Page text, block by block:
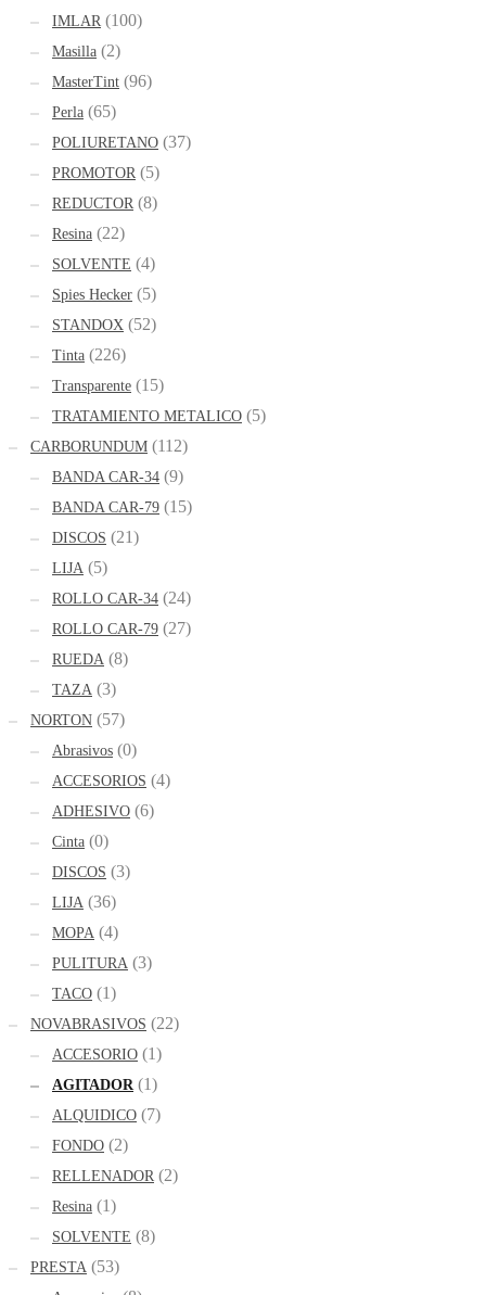
IMLAR (100)
Masilla (2)
MasterTint (96)
Perla (65)
POLIURETANO (37)
PROMOTOR (5)
REDUCTOR (8)
Resina (22)
SOLVENTE (4)
Spies Hecker (5)
STANDOX (52)
Tinta (226)
Transparente (15)
TRATAMIENTO METALICO (5)
CARBORUNDUM (112)
BANDA CAR-34 (9)
BANDA CAR-79 (15)
DISCOS (21)
LIJA (5)
ROLLO CAR-34 (24)
ROLLO CAR-79 (27)
RUEDA (8)
TAZA (3)
NORTON (57)
Abrasivos (0)
ACCESORIOS (4)
ADHESIVO (6)
Cinta (0)
DISCOS (3)
LIJA (36)
MOPA (4)
PULITURA (3)
TACO (1)
NOVABRASIVOS (22)
ACCESORIO (1)
AGITADOR (1)
ALQUIDICO (7)
FONDO (2)
RELLENADOR (2)
Resina (1)
SOLVENTE (8)
PRESTA (53)